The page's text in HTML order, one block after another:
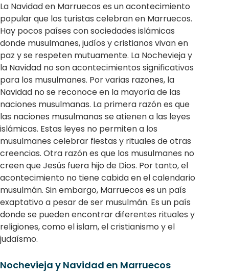
La Navidad en Marruecos es un acontecimiento
popular que los turistas celebran en Marruecos.
Hay pocos países con sociedades islámicas
donde musulmanes, judíos y cristianos vivan en
paz y se respeten mutuamente. La Nochevieja y
la Navidad no son acontecimientos significativos
para los musulmanes. Por varias razones, la
Navidad no se reconoce en la mayoría de las
naciones musulmanas. La primera razón es que
las naciones musulmanas se atienen a las leyes
islámicas. Estas leyes no permiten a los
musulmanes celebrar fiestas y rituales de otras
creencias. Otra razón es que los musulmanes no
creen que Jesús fuera hijo de Dios. Por tanto, el
acontecimiento no tiene cabida en el calendario
musulmán. Sin embargo, Marruecos es un país
exaptativo a pesar de ser musulmán. Es un país
donde se pueden encontrar diferentes rituales y
religiones, como el islam, el cristianismo y el
judaísmo.
Nochevieja y Navidad en Marruecos